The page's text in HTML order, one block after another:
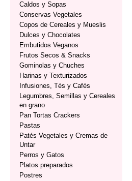
Caldos y Sopas
Conservas Vegetales
Copos de Cereales y Mueslis
Dulces y Chocolates
Embutidos Veganos
Frutos Secos & Snacks
Gominolas y Chuches
Harinas y Texturizados
Infusiones, Tés y Cafés
Legumbres, Semillas y Cereales
en grano
Pan Tortas Crackers
Pastas
Patés Vegetales y Cremas de
Untar
Perros y Gatos
Platos preparados
Postres